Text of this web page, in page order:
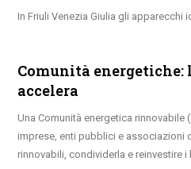
In Friuli Venezia Giulia gli apparecchi
Comunità energetiche:
accelera
Una Comunità energetica rinnovabile
imprese, enti pubblici e associazioni
rinnovabili, condividerla e reinvestire